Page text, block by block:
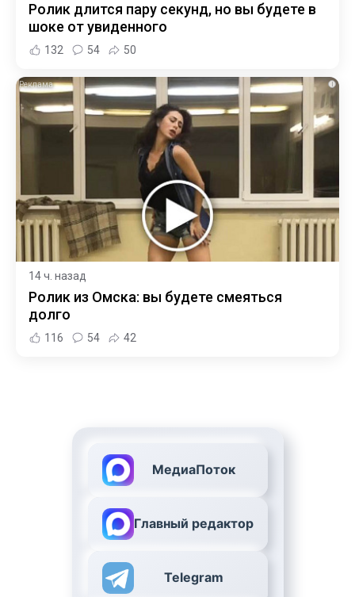
Ролик длится пару секунд, но вы будете в
шоке от увиденного
132 54 50
i
14 ч. назад
Ролик из Омска: вы будете смеяться
долго
116 54 42
МедиаПоток
Главный редактор
Telegram